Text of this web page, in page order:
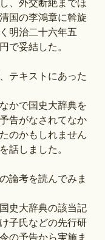
、外交断絶までほ
国の李鴻章に斡旋
明治二十六年五
で妥結した。
テキストにあった
かで国史大辞典を
告がなされてなか
のかもしれません
話しました。
論考を読んでみま
史大辞典の該当記
子氏などの先行研
の予告から実施ま